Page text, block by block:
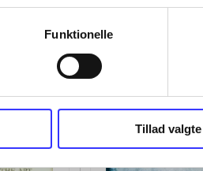
Funktionelle
Tillad valgte